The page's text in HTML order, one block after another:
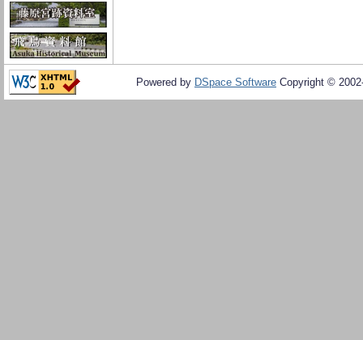
Powered by DSpace Software Copyright ©